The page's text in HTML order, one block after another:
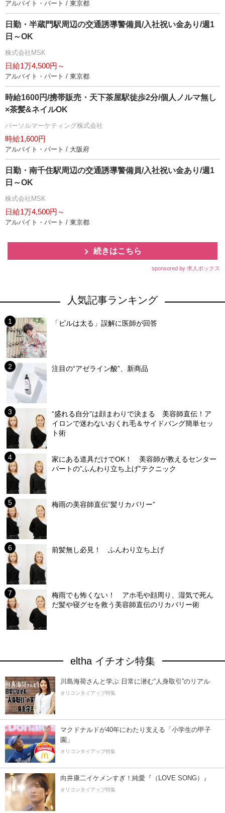
アルバイト・パート / 東京都
日勤・半蔵門駅周辺の交通誘導警備員/入社祝い金あり/週1
日～OK
株式会社MSK
日給1万4,500円～
アルバイト・パート / 東京都
時給1600円/携帯販売・天下茶屋駅徒歩2分/個人ノルマ無し
×茶髪&ネイルOK
パーソルマーケティング株式会社
時給1,600円
アルバイト・パート / 大阪府
日勤・南千住駅周辺の交通誘導警備員/入社祝い金あり/週1
日～OK
株式会社MSK
日給1万4,500円～
アルバイト・パート / 東京都
続きはこちら
sponsored by 求人ボックス
人気記事ランキング
「ピルは太る」誤解に医師が回答
注目の“アゼライン酸”、新商品
“盛れる自分”は顔まわりで決まる 美容師直伝！ア
イロンで迷わないおくれ毛＆サイドバング簡単セッ
ト術
家にある道具だけでOK！ 美容師が教えるセンター
パートの”ふんわり立ち上げ”テクニック
梅雨の美容師直伝”髪リカバリー”
前髪無し必見！ ふんわり立ち上げ
梅雨でも怖くない！ アホ毛や顔周り、湿気で死ん
だ髪や寝グセを救う美容師直伝のリカバリー術
eltha イチオシ特集
川島海荷さんと学ぶ 日常に潜む“人身取引”のリアル
オリコンタイアップ特集
マクドナルドが40年にわたり支える「小学生の甲子
園」
オリコンタイアップ特集
向井康二イケメンすぎ！純愛『（LOVE SONG）』
オリコンタイアップ特集